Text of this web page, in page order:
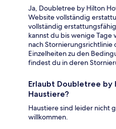
Ja, Doubletree by Hilton
Website vollständig
vollständig
kannst du bis wenige Tage
nach
Einzelheiten zu den
findest du in deren
Erlaubt Doubletree by
Haustiere?
Haustiere sind leider nicht
willkommen.